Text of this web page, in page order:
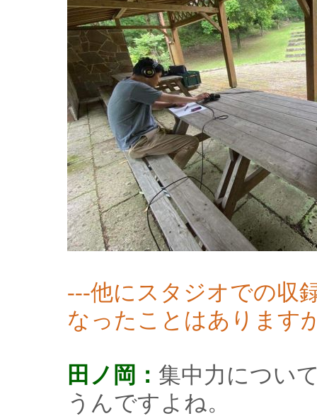
---他にスタジオでの収
なったことはあります
田ノ岡： 集中力につい
うんですよね。